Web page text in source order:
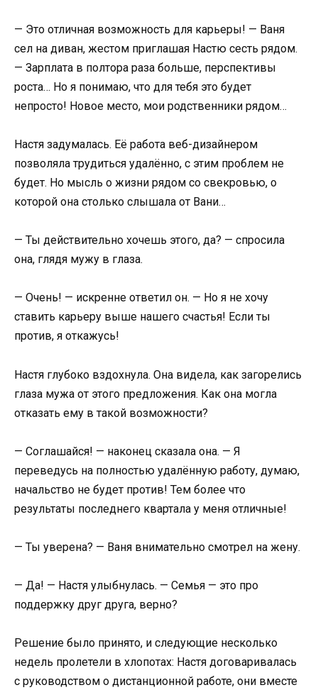
— Это отличная возможность для карьеры! — Ваня
сел на диван, жестом приглашая Настю сесть рядом.
— Зарплата в полтора раза больше, перспективы
роста… Но я понимаю, что для тебя это будет
непросто! Новое место, мои родственники рядом…
Настя задумалась. Её работа веб-дизайнером
позволяла трудиться удалённо, с этим проблем не
будет. Но мысль о жизни рядом со свекровью, о
которой она столько слышала от Вани…
— Ты действительно хочешь этого, да? — спросила
она, глядя мужу в глаза.
— Очень! — искренне ответил он. — Но я не хочу
ставить карьеру выше нашего счастья! Если ты
против, я откажусь!
Настя глубоко вздохнула. Она видела, как загорелись
глаза мужа от этого предложения. Как она могла
отказать ему в такой возможности?
— Соглашайся! — наконец сказала она. — Я
переведусь на полностью удалённую работу, думаю,
начальство не будет против! Тем более что
результаты последнего квартала у меня отличные!
— Ты уверена? — Ваня внимательно смотрел на жену.
— Да! — Настя улыбнулась. — Семья — это про
поддержку друг друга, верно?
Решение было принято, и следующие несколько
недель пролетели в хлопотах: Настя договаривалась
с руководством о дистанционной работе, они вместе